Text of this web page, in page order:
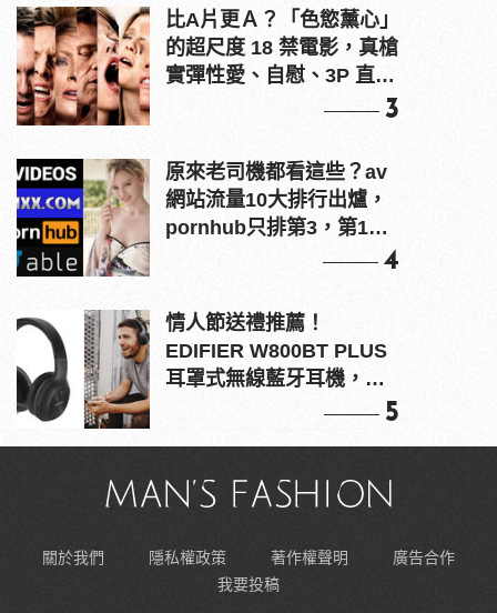
比A片更Ａ？「色慾薰心」
的超尺度 18 禁電影，真槍
實彈性愛、自慰、3P 直接
3
原來老司機都看這些？av
網站流量10大排行出爐，
pornhub只排第3，第1名
4
情人節送禮推薦！
EDIFIER W800BT PLUS
耳罩式無線藍牙耳機，在
5
關於我們 隱私權政策 著作權聲明
廣告合作
我要投稿